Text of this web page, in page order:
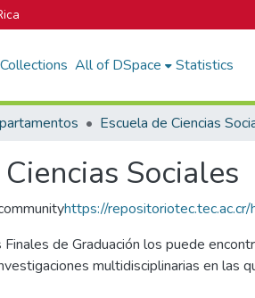
All of DSpace Statistics
Escuela de Ciencias
Sociales
https://
de Graduación los puede
multidisciplinarias en las